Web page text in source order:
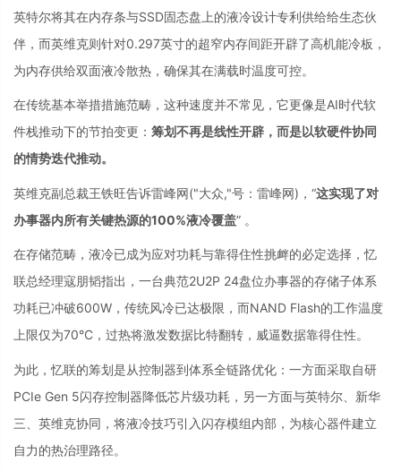
英特尔将其在内存条与SSD固态盘上的液冷设计专利供给给生态伙
伴，而英维克则针对0.297英寸的超窄内存间距开辟了高机能冷板，
为内存供给双面液冷散热，确保其在满载时温度可控。
在传统基本举措措施范畴，这种速度并不常见，它更像是AI时代软
件栈推动下的节拍变更： 筹划不再是线性开辟，而是以软硬件协同
的情势迭代推动。
英维克副总裁王铁旺告诉雷峰网("大众,"号：雷峰网) ，“这实现了对
办事器内所有关键热源的100%液冷覆盖” 。
在存储范畴，液冷已成为应对功耗与靠得住性挑衅的必定选择，忆
联总经理寇朋韬指出，一台典范2U2P 24盘位办事器的存储子体系
功耗已冲破600W，传统风冷已达极限，而NAND Flash的工作温度
上限仅为70°C，过热将激发数据比特翻转，威逼数据靠得住性。
为此，忆联的筹划是从控制器到体系全链路优化：一方面采取自研
PCIe Gen 5闪存控制器降低芯片级功耗，另一方面与英特尔、新华
三、英维克协同，将液冷技巧引入闪存模组内部，为核心器件建立
自力的热治理路径。